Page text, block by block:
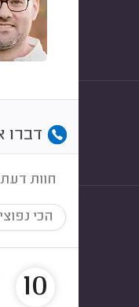
דברו
חוות
הכי
10